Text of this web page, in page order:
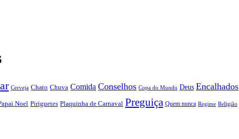
Cerveja Chato Chuva Comida Conselhos Copa do Mundo Deus Encalhados
Noel Piriguetes Plaquinha de Carnaval Preguiça Quem nunca Regime Religião